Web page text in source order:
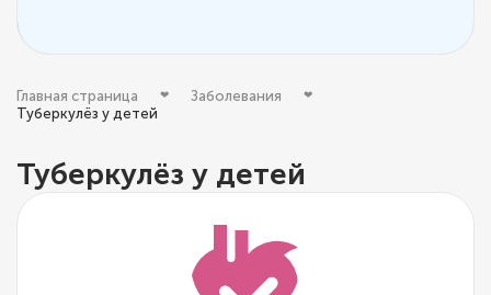
Главная страница
Заболевания
Туберкулёз у детей
Туберкулёз у детей